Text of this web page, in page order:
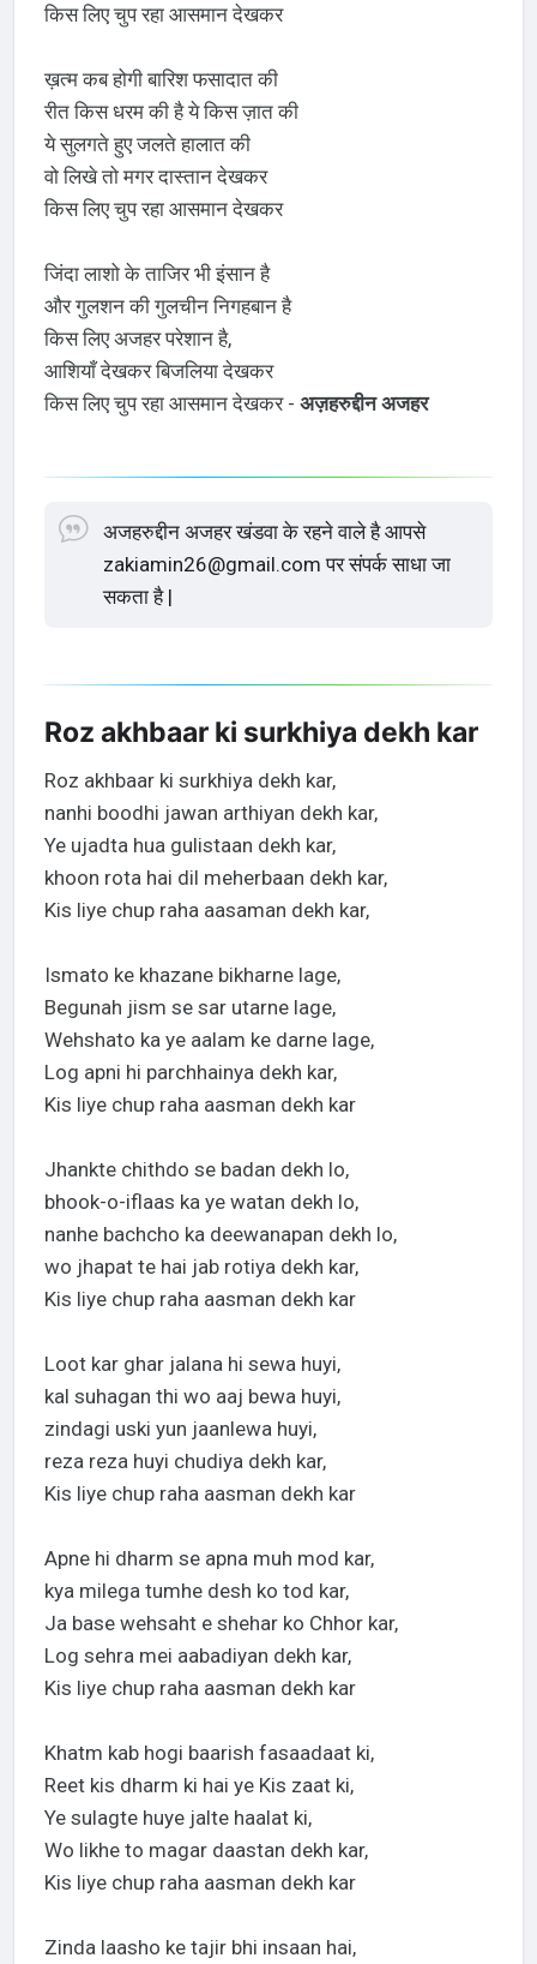
किस लिए चुप रहा आसमान देखकर
ख़त्म कब होगी बारिश फसादात की
रीत किस धरम की है ये किस ज़ात की
ये सुलगते हुए जलते हालात की
वो लिखे तो मगर दास्तान देखकर
किस लिए चुप रहा आसमान देखकर
जिंदा लाशो के ताजिर भी इंसान है
और गुलशन की गुलचीन निगहबान है
किस लिए अजहर परेशान है,
आशियाँ देखकर बिजलिया देखकर
किस लिए चुप रहा आसमान देखकर - अज़हरुद्दीन अजहर
अजहरुद्दीन अजहर खंडवा के रहने वाले है आपसे
zakiamin26@gmail.com पर संपर्क साधा जा
सकता है |
Roz akhbaar ki surkhiya dekh kar
Roz akhbaar ki surkhiya dekh kar,
nanhi boodhi jawan arthiyan dekh kar,
Ye ujadta hua gulistaan dekh kar,
khoon rota hai dil meherbaan dekh kar,
Kis liye chup raha aasaman dekh kar,
Ismato ke khazane bikharne lage,
Begunah jism se sar utarne lage,
Wehshato ka ye aalam ke darne lage,
Log apni hi parchhainya dekh kar,
Kis liye chup raha aasman dekh kar
Jhankte chithdo se badan dekh lo,
bhook-o-iflaas ka ye watan dekh lo,
nanhe bachcho ka deewanapan dekh lo,
wo jhapat te hai jab rotiya dekh kar,
Kis liye chup raha aasman dekh kar
Loot kar ghar jalana hi sewa huyi,
kal suhagan thi wo aaj bewa huyi,
zindagi uski yun jaanlewa huyi,
reza reza huyi chudiya dekh kar,
Kis liye chup raha aasman dekh kar
Apne hi dharm se apna muh mod kar,
kya milega tumhe desh ko tod kar,
Ja base wehsaht e shehar ko Chhor kar,
Log sehra mei aabadiyan dekh kar,
Kis liye chup raha aasman dekh kar
Khatm kab hogi baarish fasaadaat ki,
Reet kis dharm ki hai ye Kis zaat ki,
Ye sulagte huye jalte haalat ki,
Wo likhe to magar daastan dekh kar,
Kis liye chup raha aasman dekh kar
Zinda laasho ke tajir bhi insaan hai,